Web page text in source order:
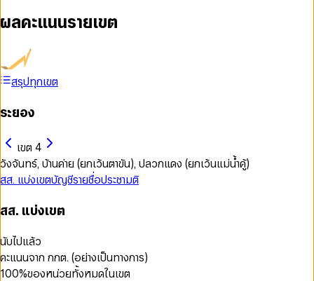
ผลคะแนนรายเขต
สรุปทุกเขต
ระยอง
เขต 4
วังจันทร์, บ้านค่าย (ยกเว้นตาขัน), ปลวกแดง (ยกเว้นแม่น้ำคู้)
สส. แบ่งเขตบัญชีรายชื่อประชามติ
สส. แบ่งเขต
นับไปแล้ว
คะแนนจาก กกต. (อย่างเป็นทางการ)
100%ของหน่วยทั้งหมดในเขต